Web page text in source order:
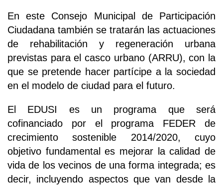
En este Consejo Municipal de Participación
Ciudadana también se tratarán las actuaciones
de rehabilitación y regeneración urbana
previstas para el casco urbano (ARRU), con la
que se pretende hacer partícipe a la sociedad
en el modelo de ciudad para el futuro.
El EDUSI es un programa que será
cofinanciado por el programa FEDER de
crecimiento sostenible 2014/2020, cuyo
objetivo fundamental es mejorar la calidad de
vida de los vecinos de una forma integrada; es
decir, incluyendo aspectos que van desde la